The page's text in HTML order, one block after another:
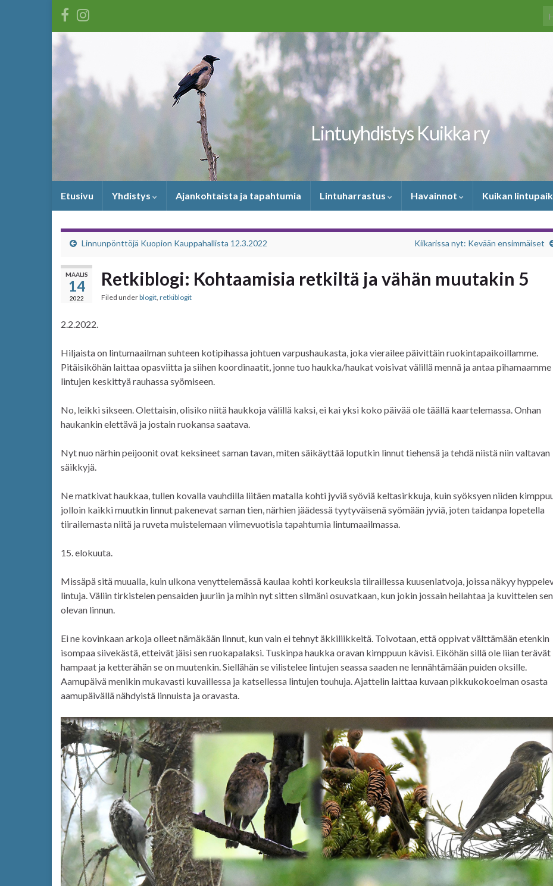
Lintuyhdistys Kuikka ry
Etusivu Yhdistys Ajankohtaista ja tapahtumia Lintuharrastus Havainnot Kuikan
Linnunpönttöjä Kuopion Kauppahallista 12.3.2022 Kiikarissa nyt: Kevään ensimmäiset
MAALIS
14
2022
Retkiblogi: Kohtaamisia retkiltä ja vähän muutakin 5
Filed underblogit, retkiblogit
2.2.2022.
Hiljaista on lintumaailman suhteen kotipihassa johtuen varpushaukasta, joka vierailee päivittäin ruokintapaikoillamme.
Pitäisiköhän laittaa opasviitta ja siihen koordinaatit, jonne tuo haukka/haukat voisivat välillä mennä ja antaa pihamaamme
lintujen keskittyä rauhassa syömiseen.
No, leikki sikseen. Olettaisin, olisiko niitä haukkoja välillä kaksi, ei kai yksi koko päivää ole täällä kaartelemassa. Onhan
haukankin elettävä ja jostain ruokansa saatava.
Nyt nuo närhin peijoonit ovat keksineet saman tavan, miten säikäyttää loputkin linnut tiehensä ja tehdä niistä niin valtavan
säikkyjä.
Ne matkivat haukkaa, tullen kovalla vauhdilla liitäen matalla kohti jyviä syöviä keltasirkkuja, kuin syöksyen niiden
jolloin kaikki muutkin linnut pakenevat saman tien, närhien jäädessä tyytyväisenä syömään jyviä, joten taidanpa lopetella
tiirailemasta niitä ja ruveta muistelemaan viimevuotisia tapahtumia lintumaailmassa.
15. elokuuta.
Missäpä sitä muualla, kuin ulkona venyttelemässä kaulaa kohti korkeuksia tiiraillessa kuusenlatvoja, joissa näkyy
lintuja. Väliin tirkistelen pensaiden juuriin ja mihin nyt sitten silmäni osuvatkaan, kun jokin jossain heilahtaa ja kuvittelen sen
olevan linnun.
Ei ne kovinkaan arkoja olleet nämäkään linnut, kun vain ei tehnyt äkkiliikkeitä. Toivotaan, että oppivat välttämään etenkin
isompaa siivekästä, etteivät jäisi sen ruokapalaksi. Tuskinpa haukka oravan kimppuun kävisi. Eiköhän sillä ole liian terävät
hampaat ja ketterähän se on muutenkin. Siellähän se vilistelee lintujen seassa saaden ne lennähtämään puiden oksille.
Aamupäivä menikin mukavasti kuvaillessa ja katsellessa lintujen touhuja. Ajattelin laittaa kuvaan pikkukokoelman osasta
aamupäivällä nähdyistä linnuista ja oravasta.